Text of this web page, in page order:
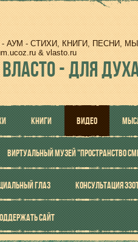
АУМ - СТИХИ, КНИГИ, ПЕСНИ,
& vlasto.ru
- ДЛЯ
КНИГИ ВИДЕО
ВИРТУАЛЬНЫЙ МУЗЕЙ "ПРОСТРАНСТВО
ГЛАЗ КОНСУЛЬТАЦИЯ
САЙТ